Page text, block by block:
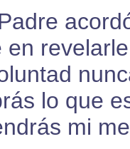
en
lo que
mi